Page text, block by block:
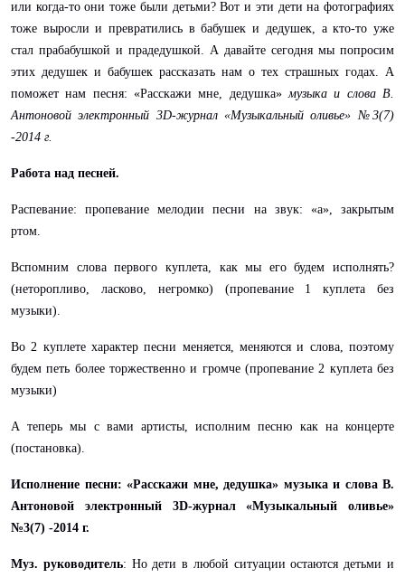
или когда-то они тоже были детьми? Вот и эти дети на фотографиях
тоже выросли и превратились в бабушек и дедушек, а кто-то уже
стал прабабушкой и прадедушкой. А давайте сегодня мы попросим
этих дедушек и бабушек рассказать нам о тех страшных годах. А
поможет нам песня: «Расскажи мне, дедушка»музыка и слова В.
Антоновой электронный 3D-журнал «Музыкальный оливье» №3(7)
-2014 г.
Работа над песней.
Распевание: пропевание мелодии песни на звук: «а», закрытым
ртом.
Вспомним слова первого куплета, как мы его будем исполнять?
(неторопливо, ласково, негромко) (пропевание 1 куплета без
музыки).
Во 2 куплете характер песни меняется, меняются и слова, поэтому
будем петь более торжественно и громче (пропевание 2 куплета без
музыки)
А теперь мы с вами артисты, исполним песню как на концерте
(постановка).
Исполнение песни: «Расскажи мне, дедушка» музыка и слова В.
Антоновой электронный 3D-журнал «Музыкальный оливье»
№3(7) -2014 г.
Муз. руководитель: Но дети в любой ситуации остаются детьми и